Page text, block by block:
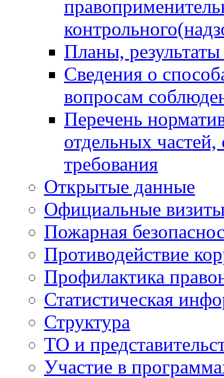
Планы,
Сведения о
вопросам
Перечень
отдельных
требования
Открытые данные
Официальные
Пожарная
Противодействие
Профилактика
Статистическая
Структура
ТО и
Участие в